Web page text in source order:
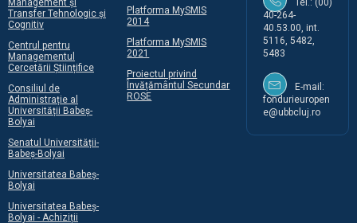
Transfer Tehnologic și
Cognitiv
Centrul pentru
Managementul
Cercetării Științifice
Consiliul de
Administrație al
Universității Babeș-
Bolyai
Senatul Universității-
Babeș-Bolyai
Universitatea Babeș-
Bolyai
Universitatea Babeș-
Bolyai - Achiziții
Platforma MySMIS
2014
Platforma MySMIS
2021
Proiectul privind
Învățământul Secundar
ROSE
40-264-
40.53.00, int.
5116, 5482,
5483
E-mail:
fondurieuropen
e@ubbcluj.ro